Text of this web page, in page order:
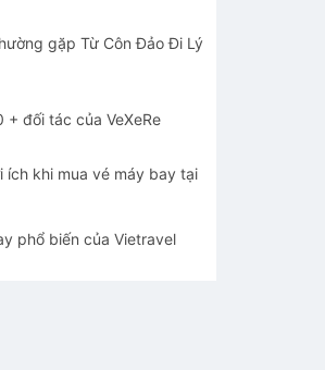
08
16/08
gặp Từ Côn Đảo Đi Lý
+ đối tác của VeXeRe
ích khi mua vé máy bay tại
phổ biến của Vietravel